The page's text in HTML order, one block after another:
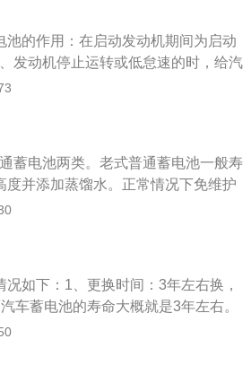
于Q7和Q5之下。为了区别于大众车
震器一样。
的作用：在启动发动机期间为启动
发动机停止运转或低怠速的时，给汽
电压稳定器作用、汽车电瓶能将发电
线中间、检查电池是否充电正常。
蓄电池两类。老式普通蓄电池一般寿
并添加蒸馏水。正常情况下免维护
车电瓶保养：避免车辆长时间停
时为电瓶充电。熄火前关闭车窗：汽
最好在熄火前关闭所有窗户，而不是
方式关窗。保持电瓶的干净整洁：进
手段，用专业电瓶电极刷或是废弃牙
接触表面涂上凡士林或脂肪物质形成
如下：1、更换时间：3年左右换，
车蓄电池的寿命大概就是3年左右。
况、驾驶员的习惯与保养与否等多